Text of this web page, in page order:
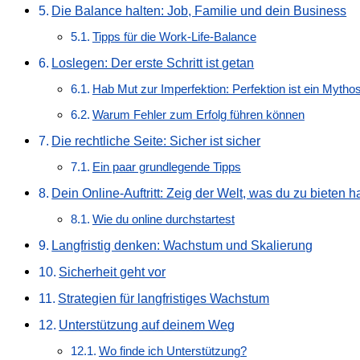
Die Balance halten: Job, Familie und dein Business
Tipps für die Work-Life-Balance
Loslegen: Der erste Schritt ist getan
Hab Mut zur Imperfektion: Perfektion ist ein Mythos
Warum Fehler zum Erfolg führen können
Die rechtliche Seite: Sicher ist sicher
Ein paar grundlegende Tipps
Dein Online-Auftritt: Zeig der Welt, was du zu bieten
Wie du online durchstartest
Langfristig denken: Wachstum und Skalierung
Sicherheit geht vor
Strategien für langfristiges Wachstum
Unterstützung auf deinem Weg
Wo finde ich Unterstützung?